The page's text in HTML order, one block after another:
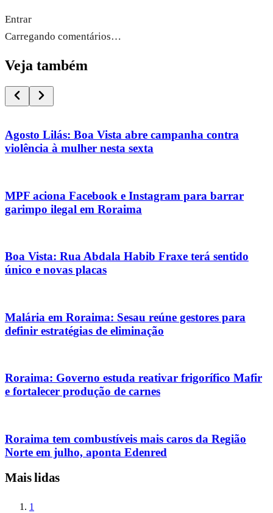
Entrar
Carregando comentários…
Veja também
Agosto Lilás: Boa Vista abre campanha contra
violência à mulher nesta sexta
MPF aciona Facebook e Instagram para barrar
garimpo ilegal em Roraima
Boa Vista: Rua Abdala Habib Fraxe terá sentido
único e novas placas
Malária em Roraima: Sesau reúne gestores para
definir estratégias de eliminação
Roraima: Governo estuda reativar frigorífico Mafir
e fortalecer produção de carnes
Roraima tem combustíveis mais caros da Região
Norte em julho, aponta Edenred
Mais lidas
1